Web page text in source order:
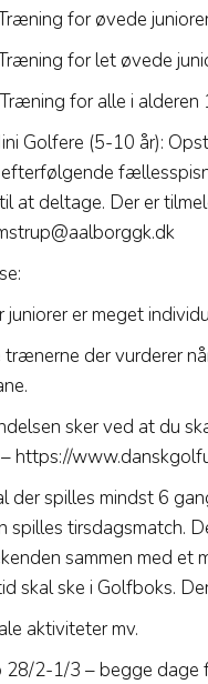
for øvede
Træning for let øvede
Træning for alle i
Golfere (5-10 år):
at deltage. Der er
juniorer er meget
der vurderer
sker ved at du
– https://
der spilles mindst 6
spilles tirsdagsmatch.
sammen med et
skal ske i Golfboks.
aktiviteter mv.
28/2-1/3 – begge